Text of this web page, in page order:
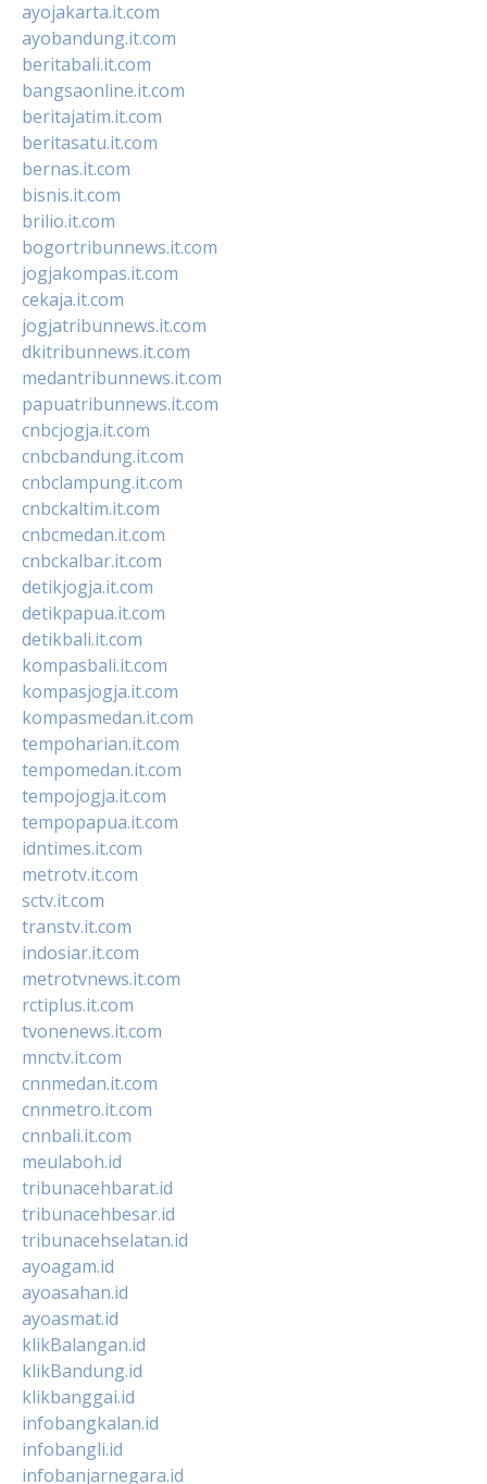
ayojakarta.it.com
ayobandung.it.com
beritabali.it.com
bangsaonline.it.com
beritajatim.it.com
beritasatu.it.com
bernas.it.com
bisnis.it.com
brilio.it.com
bogortribunnews.it.com
jogjakompas.it.com
cekaja.it.com
jogjatribunnews.it.com
dkitribunnews.it.com
medantribunnews.it.com
papuatribunnews.it.com
cnbcjogja.it.com
cnbcbandung.it.com
cnbclampung.it.com
cnbckaltim.it.com
cnbcmedan.it.com
cnbckalbar.it.com
detikjogja.it.com
detikpapua.it.com
detikbali.it.com
kompasbali.it.com
kompasjogja.it.com
kompasmedan.it.com
tempoharian.it.com
tempomedan.it.com
tempojogja.it.com
tempopapua.it.com
idntimes.it.com
metrotv.it.com
sctv.it.com
transtv.it.com
indosiar.it.com
metrotvnews.it.com
rctiplus.it.com
tvonenews.it.com
mnctv.it.com
cnnmedan.it.com
cnnmetro.it.com
cnnbali.it.com
meulaboh.id
tribunacehbarat.id
tribunacehbesar.id
tribunacehselatan.id
ayoagam.id
ayoasahan.id
ayoasmat.id
klikBalangan.id
klikBandung.id
klikbanggai.id
infobangkalan.id
infobangli.id
infobanjarnegara.id